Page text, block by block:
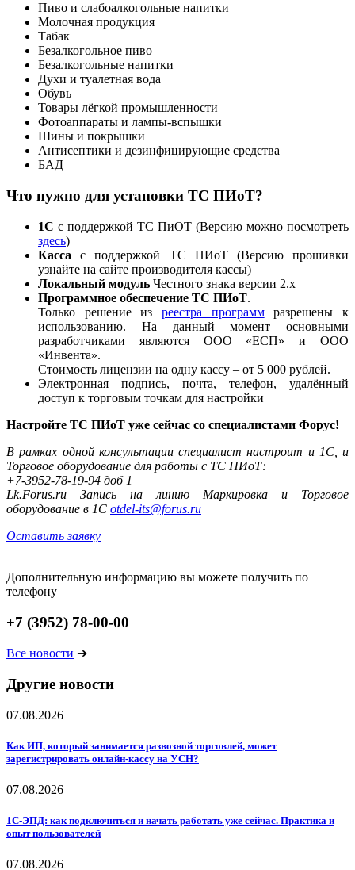
Пиво и слабоалкогольные напитки
Молочная продукция
Табак
Безалкогольное пиво
Безалкогольные напитки
Духи и туалетная вода
Обувь
Товары лёгкой промышленности
Фотоаппараты и лампы-вспышки
Шины и покрышки
Антисептики и дезинфицирующие средства
БАД
Что нужно для установки ТС ПИоТ?
1С с поддержкой ТС ПиОТ (Версию можно посмотреть
здесь)
Касса с поддержкой ТС ПИоТ (Версию прошивки
узнайте на сайте производителя кассы)
Локальный модуль Честного знака версии 2.х
Программное обеспечение ТС ПИоТ.
Только решение из реестра программразрешены к
использованию. На данный момент основными
разработчиками являются ООО «ЕСП» и ООО
«Инвента».
Стоимость лицензии на одну кассу – от 5 000 рублей.
Электронная подпись, почта, телефон, удалённый
доступ к торговым точкам для настройки
Настройте ТС ПИоТ уже сейчас со специалистами Форус!
В рамках одной консультации специалист настроит и 1С, и
Торговое оборудование для работы с ТС ПИоТ:
+7-3952-78-19-94 доб 1
Lk.Forus.ru Запись на линию Маркировка и Торговое
оборудование в 1С otdel-its@forus.ru
Оставить заявку
Дополнительную информацию вы можете получить по
телефону
+7 (3952) 78-00-00
Все новости ➔
Другие новости
07.08.2026
Как ИП, который занимается развозной торговлей, может
зарегистрировать онлайн-кассу на УСН?
07.08.2026
1С-ЭПД: как подключиться и начать работать уже сейчас. Практика и
опыт пользователей
07.08.2026